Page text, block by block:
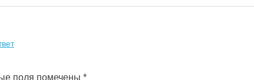
поля помечены *